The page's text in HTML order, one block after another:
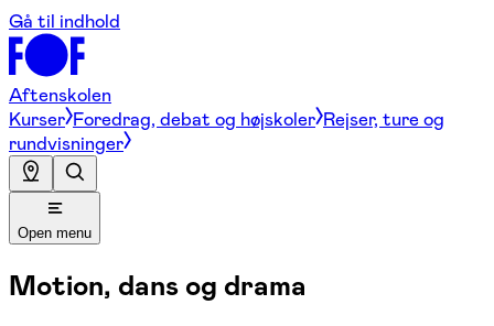
Gå til indhold
Aftenskolen
Kurser Foredrag, debat og højskoler Rejser, ture og
rundvisninger
Open menu
Motion, dans og drama